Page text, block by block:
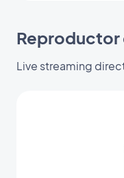
Reproductor
Live streaming